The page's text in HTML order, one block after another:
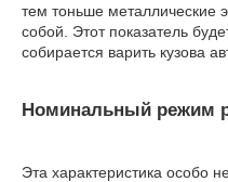
тем тоньше металлические
собой. Этот показатель
собирается варить кузова
Номинальный режим
Эта характеристика особо